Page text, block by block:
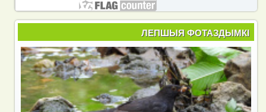
ЛЕПШЫЯ ФОТАЗДЫМКІ